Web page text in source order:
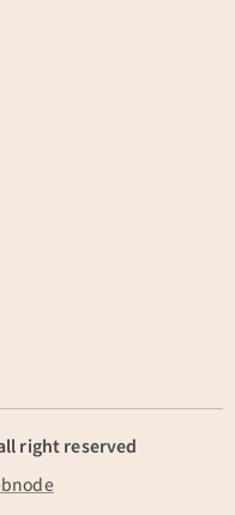
right reserved